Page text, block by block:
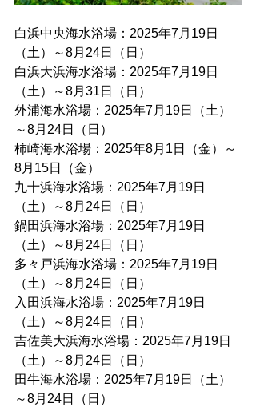
白浜中央海水浴場：2025年7月19日
（土）～8月24日（日）
白浜大浜海水浴場：2025年7月19日
（土）～8月31日（日）
外浦海水浴場：2025年7月19日（土）
～8月24日（日）
柿崎海水浴場：2025年8月1日（金）～
8月15日（金）
九十浜海水浴場：2025年7月19日
（土）～8月24日（日）
鍋田浜海水浴場：2025年7月19日
（土）～8月24日（日）
多々戸浜海水浴場：2025年7月19日
（土）～8月24日（日）
入田浜海水浴場：2025年7月19日
（土）～8月24日（日）
吉佐美大浜海水浴場：2025年7月19日
（土）～8月24日（日）
田牛海水浴場：2025年7月19日（土）
～8月24日（日）